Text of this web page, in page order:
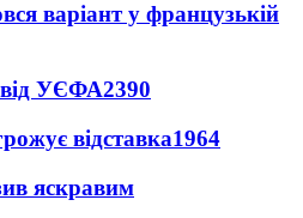
варіант у французькій
УЄФА2390
відставка1964
яскравим